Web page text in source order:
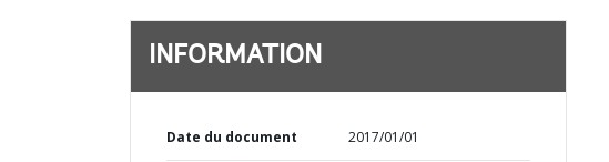
INFORMATION
Date du document 2017/01/01